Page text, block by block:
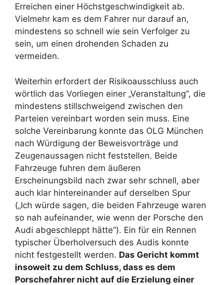
Erreichen einer Höchstgeschwindigkeit ab.
Vielmehr kam es dem Fahrer nur darauf an,
mindestens so schnell wie sein Verfolger zu
sein, um einen drohenden Schaden zu
vermeiden.
Weiterhin erfordert der Risikoausschluss auch
wörtlich das Vorliegen einer „Veranstaltung“, die
mindestens stillschweigend zwischen den
Parteien vereinbart worden sein muss. Eine
solche Vereinbarung konnte das OLG München
nach Würdigung der Beweisvorträge und
Zeugenaussagen nicht feststellen. Beide
Fahrzeuge fuhren dem äußeren
Erscheinungsbild nach zwar sehr schnell, aber
auch klar hintereinander auf derselben Spur
(„Ich würde sagen, die beiden Fahrzeuge waren
so nah aufeinander, wie wenn der Porsche den
Audi abgeschleppt hätte“). Ein für ein Rennen
typischer Überholversuch des Audis konnte
nicht festgestellt werden. Das Gericht kommt
insoweit zu dem Schluss, dass es dem
Porschefahrer nicht auf die Erzielung einer